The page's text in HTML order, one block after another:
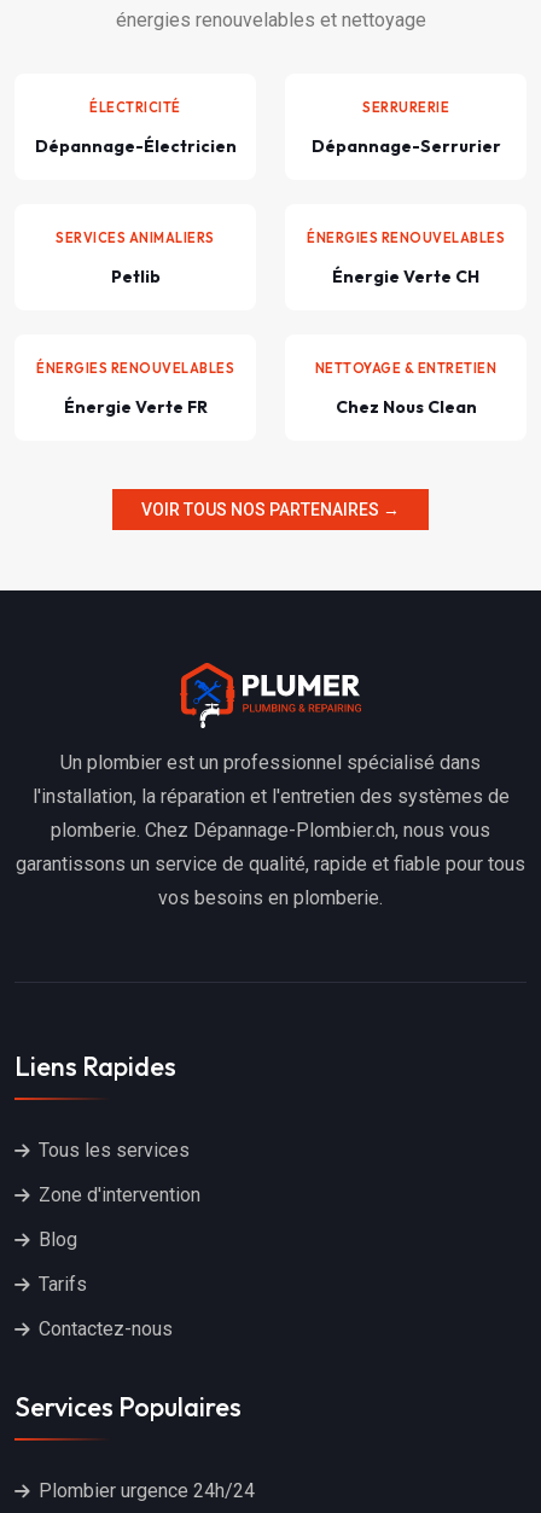
énergies renouvelables et nettoyage
ÉLECTRICITÉ
Dépannage-Électricien
SERRURERIE
Dépannage-Serrurier
SERVICES ANIMALIERS
Petlib
ÉNERGIES RENOUVELABLES
Énergie Verte CH
ÉNERGIES RENOUVELABLES
Énergie Verte FR
NETTOYAGE & ENTRETIEN
Chez Nous Clean
VOIR TOUS NOS PARTENAIRES →
Un plombier est un professionnel spécialisé dans
l'installation, la réparation et l'entretien des systèmes de
plomberie. Chez Dépannage-Plombier.ch, nous vous
garantissons un service de qualité, rapide et fiable pour tous
vos besoins en plomberie.
Liens Rapides
Tous les services
Zone d'intervention
Blog
Tarifs
Contactez-nous
Services Populaires
Plombier urgence 24h/24